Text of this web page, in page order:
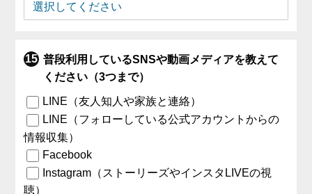
普段利用しているSNSや動画メディアを教えて
ください（3つまで）
LINE（友人知人や家族と連絡）
LINE（フォローしている公式アカウントからの
情報収集）
Facebook
Instagram（ストーリーズやインスタLIVEの視
聴）